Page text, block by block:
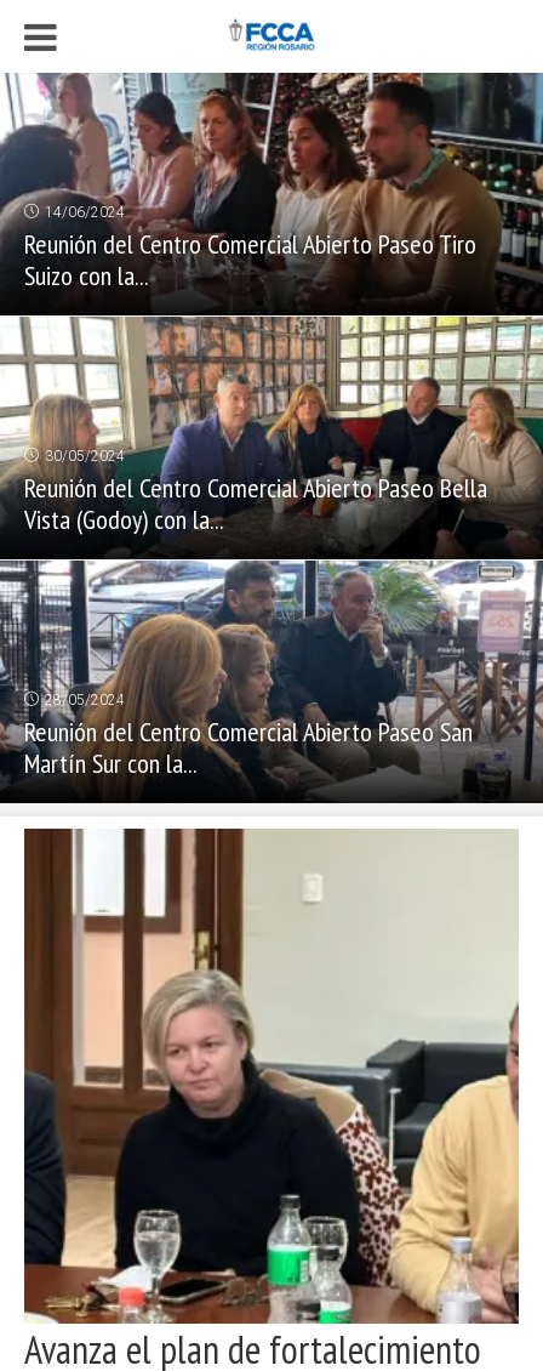
14/06/2024
Reunión del Centro Comercial Abierto Paseo Tiro
Suizo con la...
30/05/2024
Reunión del Centro Comercial Abierto Paseo Bella
Vista (Godoy) con la...
28/05/2024
Reunión del Centro Comercial Abierto Paseo San
Martín Sur con la...
Avanza el plan de fortalecimiento